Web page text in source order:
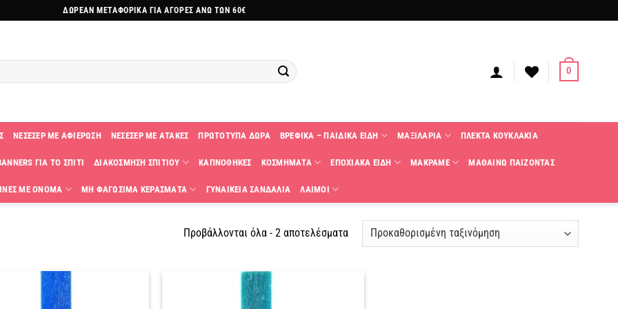
ΔΩΡΕΑΝ ΜΕΤΑΦΟΡΙΚΑ ΓΙΑ ΑΓΟΡΕΣ ΑΝΩ ΤΩΝ 60€
0
ΝΕΣΕΣΕΡ ΜΕ ΑΦΙΕΡΩΣΗ ΝΕΣΕΣΕΡ ΜΕ ΑΤΑΚΕΣ ΠΡΩΤΟΤΥΠΑ ΔΩΡΑ ΒΡΕΦΙΚΑ – ΠΑΙΔΙΚΑ ΕΙΔΗ ΜΑΞΙΛΑΡΙΑ ΠΛΕΚΤΑ KΟΥΚΛΑΚΙΑ
ΓΙΑ ΤΟ ΣΠΙΤΙ ΔΙΑΚΟΣΜΗΣΗ ΣΠΙΤΙΟΥ ΚΑΠΝΟΘΗΚΕΣ ΚΟΣΜΗΜΑΤΑ ΕΠΟΧΙΑΚΑ ΕΙΔΗ ΜΑΚΡΑΜΕ ΜΑΘΑΙΝΩ ΠΑΙΖΟΝΤΑΣ
ΜΕ ΟΝΟΜΑ ΜΗ ΦΑΓΩΣΙΜΑ ΚΕΡΑΣΜΑΤΑ ΓΥΝΑΙΚΕΙΑ ΣΑΝΔΑΛΙΑ ΛΑΙΜΟΙ
Προβάλλονται όλα - 2 αποτελέσματα